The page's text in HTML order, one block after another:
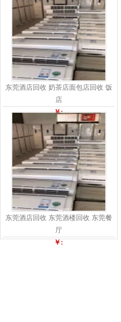
东莞酒店回收 奶茶店面包店回收 饭
店
￥:
东莞酒店回收 东莞酒楼回收 东莞餐
厅
￥: